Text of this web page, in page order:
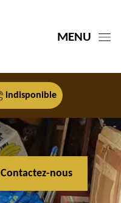
MENU
indisponible
Contactez-nous